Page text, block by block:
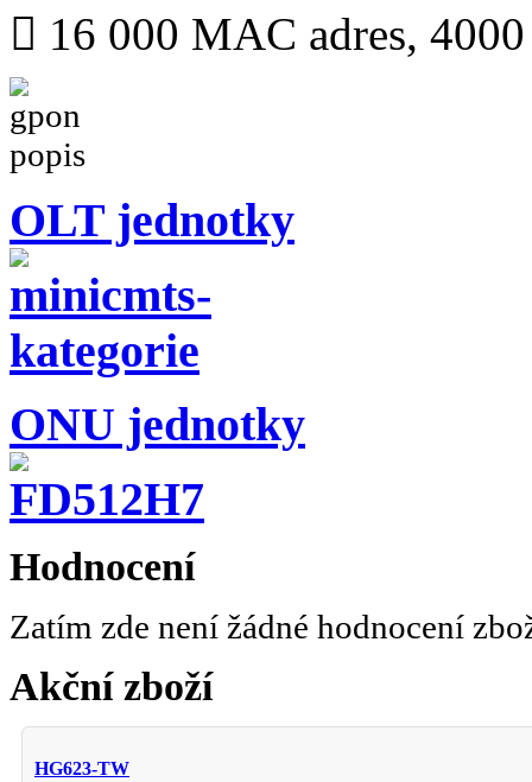
 16 000 MAC adres,
OLT jednotky
ONU jednotky
Hodnocení
Zatím zde není žádné hodnocení
Akční zboží
HG623-TW